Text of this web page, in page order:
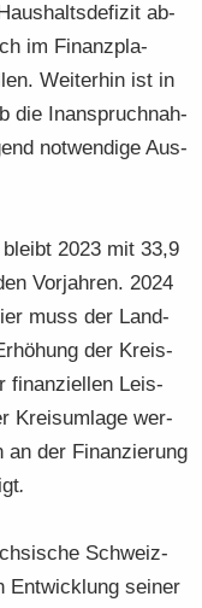
ab­
im Fi­nanz­pla­
Wei­ter­hin ist in
die In­an­spruch­nah­
not­wen­di­ge Aus­
2023 mit 33,9
Vor­jah­ren. 2024
muss der Land­
der Kreis­
fi­nan­zi­el­len Leis­
Kreis­um­la­ge wer­
an der Fi­nan­zie­rung
.
Schweiz-​
Ent­wick­lung sei­ner